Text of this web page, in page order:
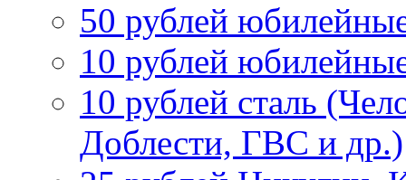
50 рублей
10 рублей
10 рублей сталь
Доблести, ГВС и др.)